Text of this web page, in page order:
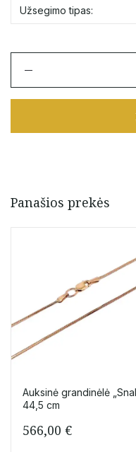
Užsegimo tipas:
Auksinės
rinkutės
Panašios prekės
Auksinė grandinėlė
44,5 cm
566,00 €